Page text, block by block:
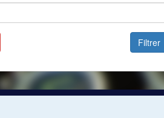
Filtrer